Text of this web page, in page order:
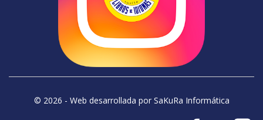
© 2026 - Web desarrollada por SaKuRa Informática